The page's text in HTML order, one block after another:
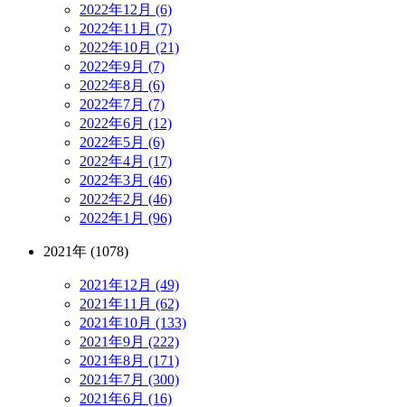
2022年12月 (6)
2022年11月 (7)
2022年10月 (21)
2022年9月 (7)
2022年8月 (6)
2022年7月 (7)
2022年6月 (12)
2022年5月 (6)
2022年4月 (17)
2022年3月 (46)
2022年2月 (46)
2022年1月 (96)
2021年 (1078)
2021年12月 (49)
2021年11月 (62)
2021年10月 (133)
2021年9月 (222)
2021年8月 (171)
2021年7月 (300)
2021年6月 (16)